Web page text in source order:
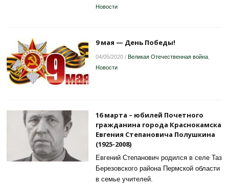
Новости
9 мая — День Победы!
04/05/2020/ Великая Отечественная война,
Новости
16 марта – юбилей Почетного
гражданина города Краснокамска
Евгения Степановича Полушкина
(1925-2008)
Евгений Степанович родился в селе Таз
Березовского района Пермской области
в семье учителей.